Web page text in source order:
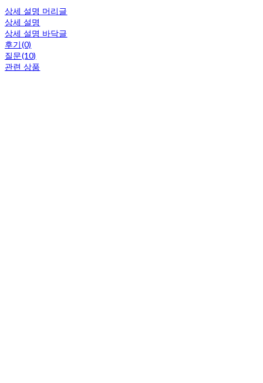
상세 설명 머리글
상세 설명
상세 설명 바닥글
후기(0)
질문(10)
관련 상품